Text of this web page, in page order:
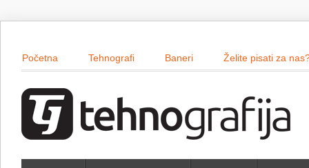
Početna Tehnografi Baneri Želite pisati za